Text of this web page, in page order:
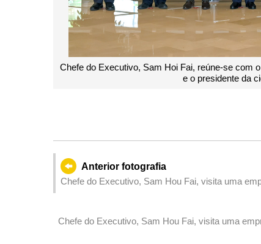
Chefe do Executivo, Sam Hoi Fai, reúne-se com
e o presidente da
Anterior fotografia
Chefe do Executivo, Sam Hou Fai, visita uma